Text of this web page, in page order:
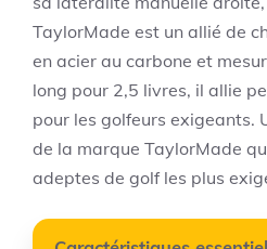
TaylorMade est un allié de
en acier au carbone et
long pour 2,5 livres, il allie
pour les golfeurs exigeants.
de la marque TaylorMade
adeptes de golf les plus